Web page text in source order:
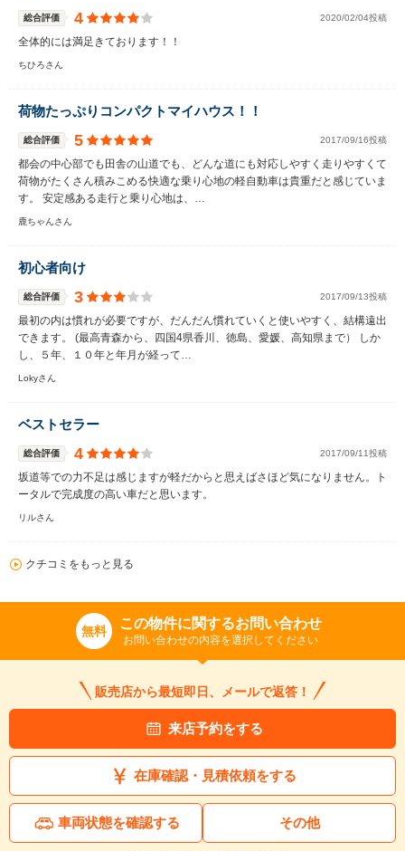
総合評価 4 2020/02/04投稿
全体的には満足きております！！
ちひろさん
荷物たっぷりコンパクトマイハウス！！
総合評価 5 2017/09/16投稿
都会の中心部でも田舎の山道でも、どんな道にも対応しやすく走りやすくて
荷物がたくさん積みこめる快適な乗り心地の軽自動車は貴重だと感じていま
す。 安定感ある走行と乗り心地は、…
鹿ちゃんさん
初心者向け
総合評価 3 2017/09/13投稿
最初の内は慣れが必要ですが、だんだん慣れていくと使いやすく、結構遠出
できます。 (最高青森から、四国4県香川、徳島、愛媛、高知県まで） しか
し、５年、１０年と年月が経って…
Lokyさん
ベストセラー
総合評価 4 2017/09/11投稿
坂道等での力不足は感じますが軽だからと思えばさほど気になりません。ト
ータルで完成度の高い車だと思います。
リルさん
クチコミをもっと見る
無料 この物件に関するお問い合わせ
お問い合わせの内容を選択してください
販売店から最短即日、メールで返答！
来店予約をする
在庫確認・見積依頼をする
車両状態を確認する その他